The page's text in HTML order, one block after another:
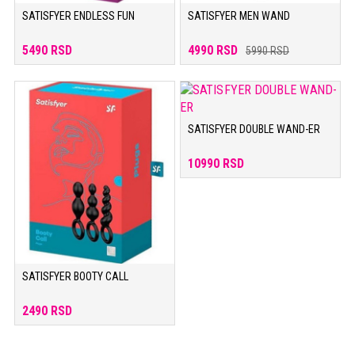
SATISFYER ENDLESS FUN
5490 RSD
SATISFYER MEN WAND
4990 RSD 5990 RSD
SATISFYER BOOTY CALL
2490 RSD
SATISFYER DOUBLE WAND-ER
10990 RSD